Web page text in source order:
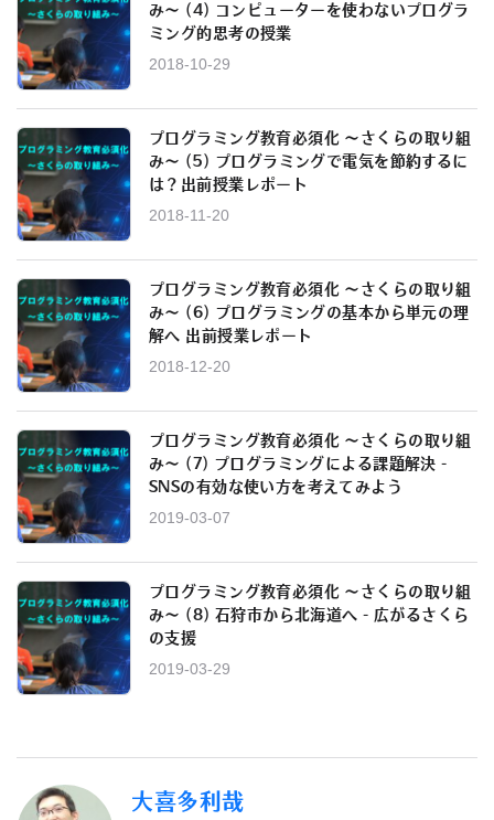
み～ (4) コンピューターを使わないプログラ
ミング的思考の授業
2018-10-29
プログラミング教育必須化 ～さくらの取り組
み～ (5) プログラミングで電気を節約するに
は？出前授業レポート
2018-11-20
プログラミング教育必須化 ～さくらの取り組
み～ (6) プログラミングの基本から単元の理
解へ 出前授業レポート
2018-12-20
プログラミング教育必須化 ～さくらの取り組
み～ (7) プログラミングによる課題解決 -
SNSの有効な使い方を考えてみよう
2019-03-07
プログラミング教育必須化 ～さくらの取り組
み～ (8) 石狩市から北海道へ - 広がるさくら
の支援
2019-03-29
大喜多利哉